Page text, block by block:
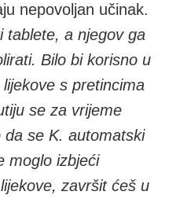
nepovoljan učinak.
tablete, a njegov ga
Bilo bi korisno u
s pretincima
se za vrijeme
se K. automatski
moglo izbjeći
završit ćeš u